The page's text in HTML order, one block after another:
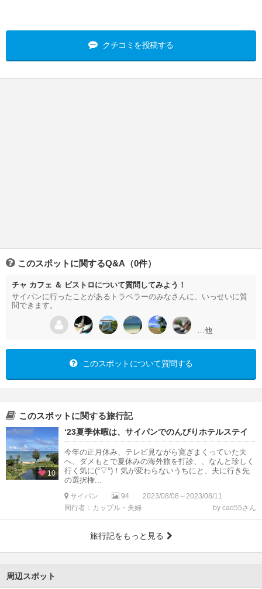
クチコミを投稿する
このスポットに関するQ&A（0件）
チャ カフェ ＆ ビストロについて質問してみよう！
サイパンに行ったことがあるトラベラーのみなさんに、いっせいに質
問できます。
…他
このスポットについて質問する
このスポットに関する旅行記
10
‘23夏季休暇は、サイパンでのんびりホテルステイ
今年の正月休み、テレビ見ながら寛ぎまくっていた夫
へ、ダメもとで夏休みの海外旅を打診、、なんと珍しく
行く気に(°▽°)！気が変わらないうちにと、夫に行き先
の選択権...
サイパン 94
2023/08/08～2023/08/11
同行者：カップル・夫婦
by cao55さん
旅行記をもっと見る
周辺スポット